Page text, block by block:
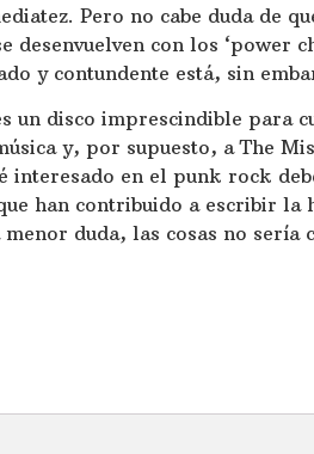
Pero no cabe duda de
desenvuelven con los ‘power
y contundente está, sin
un disco imprescindible para
y, por supuesto, a The
interesado en el punk rock
han contribuido a escribir la
menor duda, las cosas no